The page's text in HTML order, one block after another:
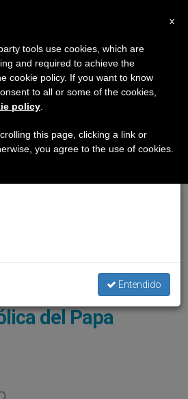
Biblia (C) Cathopic
affectus’:
del Papa
×
de agosto haremos la pausa
que en el periodo de verano
y también el
Entendido
x
tools use cookies, which are
and required to achieve the
cookie policy. If you want to know
to all or some of the cookies,
policy
this page, clicking a link or
you agree to the use of cookies.